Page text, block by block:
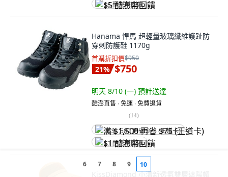
$5 酷澎幣回饋
Hanama 悍馬 超輕量玻璃纖維護趾防
穿刺防護鞋 1170g
首購折扣價$950
21% $750
明天 8/10 (一) 預計送達
酷澎直售 ∙ 免運 ∙ 免費退貨
(14)
满 $1,500 再省 $75 (王道卡)
$1 酷澎幣回饋
KissDiamond 小清新透氣雙層遮陽帽
6 7 8 9 10